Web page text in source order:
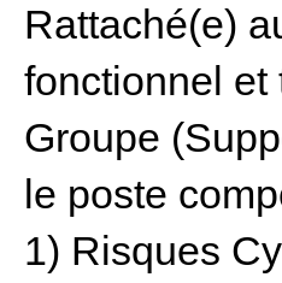
Rattaché(e)
fonctionnel et
Groupe
le poste
1) Risques